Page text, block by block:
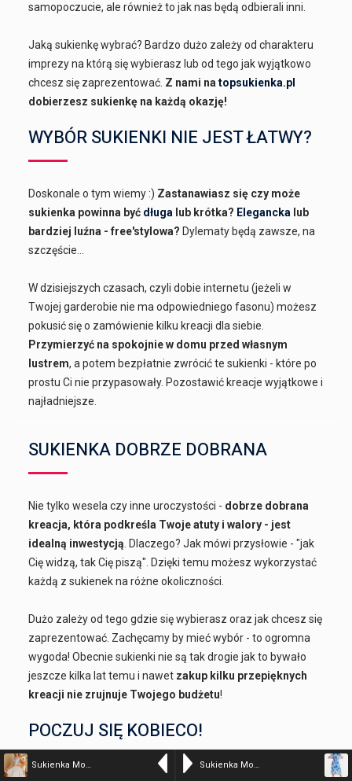
Sukienka Model Marta 157-6 Light Grey – Numoco Sukienka Model A510 Blue – awama
samopoczucie, ale również to jak nas będą odbierali inni.
Jaką sukienkę wybrać? Bardzo dużo zależy od charakteru
imprezy na którą się wybierasz lub od tego jak wyjątkowo
chcesz się zaprezentować. Z nami natopsukienka.pl
dobierzesz sukienkę na każdą okazję!
WYBÓR SUKIENKI NIE JEST ŁATWY?
Doskonale o tym wiemy :) Zastanawiasz się czy może
sukienka powinna być długa lub krótka? Elegancka lub
bardziej luźna - free'stylowa? Dylematy będą zawsze, na
szczęście...
W dzisiejszych czasach, czyli dobie internetu (jeżeli w
Twojej garderobie nie ma odpowiedniego fasonu) możesz
pokusić się o zamówienie kilku kreacji dla siebie.
Przymierzyć na spokojnie w domu przed własnym
lustrem, a potem bezpłatnie zwrócić te sukienki - które po
prostu Ci nie przypasowały. Pozostawić kreacje wyjątkowe i
najładniejsze.
SUKIENKA DOBRZE DOBRANA
Nie tylko wesela czy inne uroczystości - dobrze dobrana
kreacja, która podkreśla Twoje atuty i walory - jest
idealną inwestycją. Dlaczego? Jak mówi przysłowie - "jak
Cię widzą, tak Cię piszą". Dzięki temu możesz wykorzystać
każdą z sukienek na różne okoliczności.
Dużo zależy od tego gdzie się wybierasz oraz jak chcesz się
zaprezentować. Zachęcamy by mieć wybór - to ogromna
wygoda! Obecnie sukienki nie są tak drogie jak to bywało
jeszcze kilka lat temu i nawet zakup kilku przepięknych
kreacji nie zrujnuje Twojego budżetu!
POCZUJ SIĘ KOBIECO!